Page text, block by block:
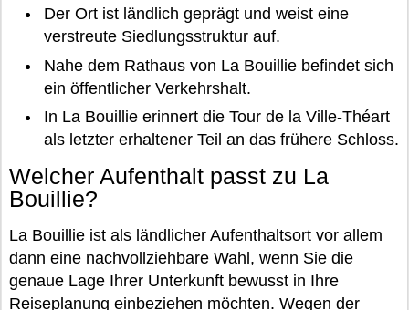
Der Ort ist ländlich geprägt und weist eine
verstreute Siedlungsstruktur auf.
Nahe dem Rathaus von La Bouillie befindet sich
ein öffentlicher Verkehrshalt.
In La Bouillie erinnert die Tour de la Ville-Théart
als letzter erhaltener Teil an das frühere Schloss.
Welcher Aufenthalt passt zu La
Bouillie?
La Bouillie ist als ländlicher Aufenthaltsort vor allem
dann eine nachvollziehbare Wahl, wenn Sie die
genaue Lage Ihrer Unterkunft bewusst in Ihre
Reiseplanung einbeziehen möchten. Wegen der